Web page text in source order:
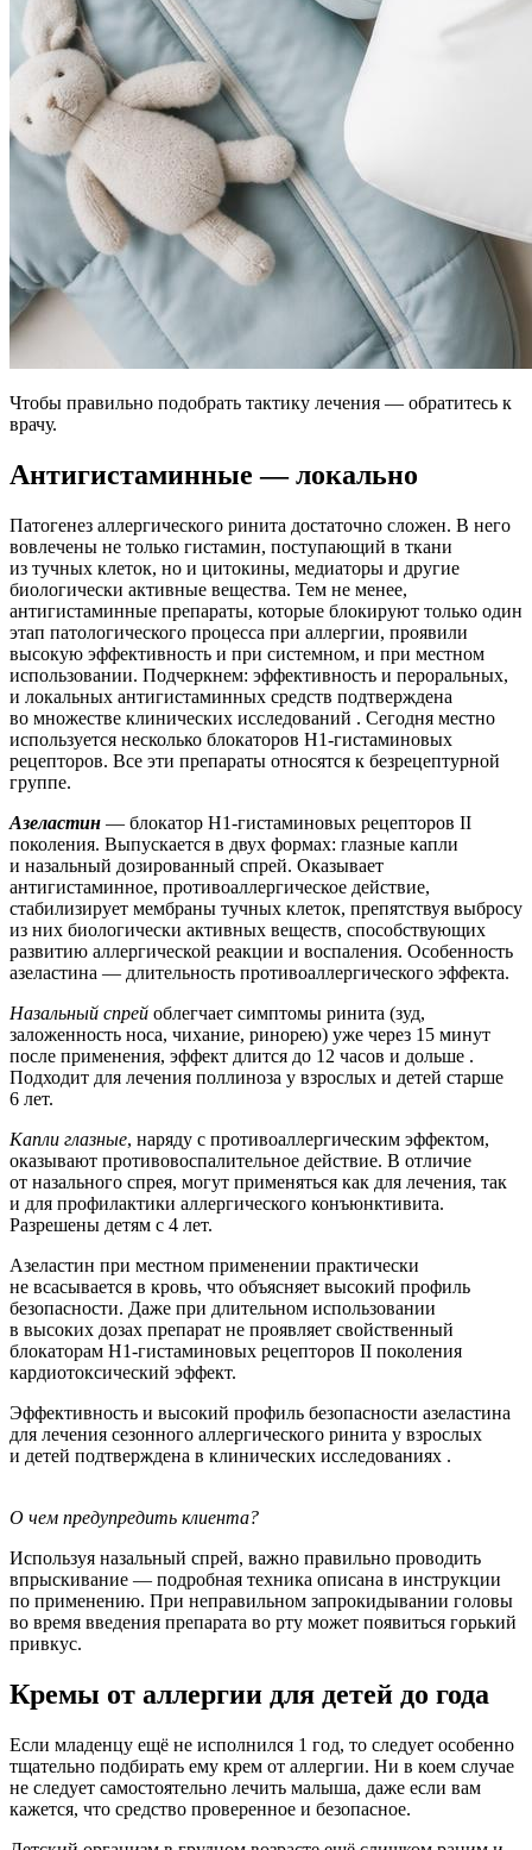
Чтобы правильно подобрать тактику лечения — обратитесь к
врачу.
Антигистаминные — локально
Патогенез аллергического ринита достаточно сложен. В него
вовлечены не только гистамин, поступающий в ткани
из тучных клеток, но и цитокины, медиаторы и другие
биологически активные вещества. Тем не менее,
антигистаминные препараты, которые блокируют только один
этап патологического процесса при аллергии, проявили
высокую эффективность и при системном, и при местном
использовании. Подчеркнем: эффективность и пероральных,
и локальных антигистаминных средств подтверждена
во множестве клинических исследований . Сегодня местно
используется несколько блокаторов Н1‑гистаминовых
рецепторов. Все эти препараты относятся к безрецептурной
группе.
Азеластин — блокатор Н1‑гистаминовых рецепторов II
поколения. Выпускается в двух формах: глазные капли
и назальный дозированный спрей. Оказывает
антигистаминное, противоаллергическое действие,
стабилизирует мембраны тучных клеток, препятствуя выбросу
из них биологически активных веществ, способствующих
развитию аллергической реакции и воспаления. Особенность
азеластина — длительность противоаллергического эффекта.
Назальный спрей облегчает симптомы ринита (зуд,
заложенность носа, чихание, ринорею) уже через 15 минут
после применения, эффект длится до 12 часов и дольше .
Подходит для лечения поллиноза у взрослых и детей старше
6 лет.
Капли глазные, наряду с противоаллергическим эффектом,
оказывают противовоспалительное действие. В отличие
от назального спрея, могут применяться как для лечения, так
и для профилактики аллергического конъюнктивита.
Разрешены детям с 4 лет.
Азеластин при местном применении практически
не всасывается в кровь, что объясняет высокий профиль
безопасности. Даже при длительном использовании
в высоких дозах препарат не проявляет свойственный
блокаторам Н1‑гистаминовых рецепторов II поколения
кардиотоксический эффект.
Эффективность и высокий профиль безопасности азеластина
для лечения сезонного аллергического ринита у взрослых
и детей подтверждена в клинических исследованиях .
О чем предупредить клиента?
Используя назальный спрей, важно правильно проводить
впрыскивание — подробная техника описана в инструкции
по применению. При неправильном запрокидывании головы
во время введения препарата во рту может появиться горький
привкус.
Кремы от аллергии для детей до года
Если младенцу ещё не исполнился 1 год, то следует особенно
тщательно подбирать ему крем от аллергии. Ни в коем случае
не следует самостоятельно лечить малыша, даже если вам
кажется, что средство проверенное и безопасное.